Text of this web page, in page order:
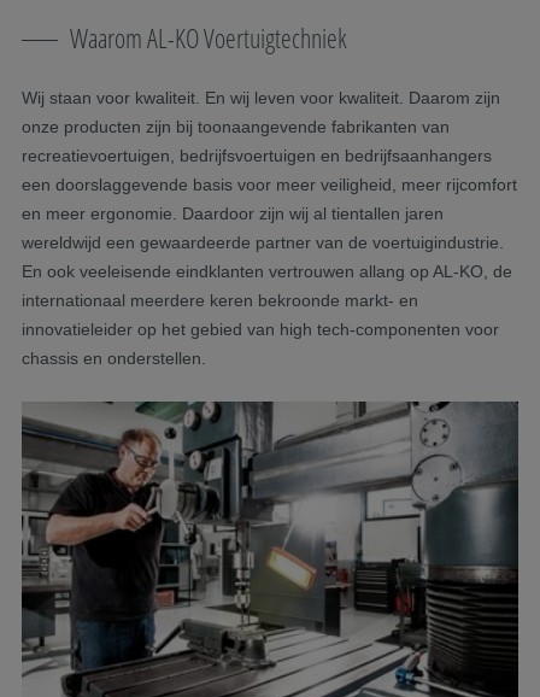
Waarom AL-KO Voertuigtechniek
Wij staan voor kwaliteit. En wij leven voor kwaliteit. Daarom zijn
onze producten zijn bij toonaangevende fabrikanten van
recreatievoertuigen, bedrijfsvoertuigen en bedrijfsaanhangers
een doorslaggevende basis voor meer veiligheid, meer rijcomfort
en meer ergonomie. Daardoor zijn wij al tientallen jaren
wereldwijd een gewaardeerde partner van de voertuigindustrie.
En ook veeleisende eindklanten vertrouwen allang op AL-KO, de
internationaal meerdere keren bekroonde markt- en
innovatieleider op het gebied van high tech-componenten voor
chassis en onderstellen.